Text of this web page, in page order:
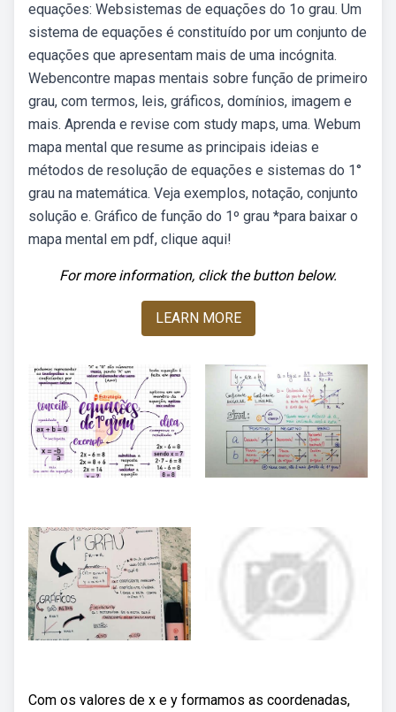
equações: Websistemas de equações do 1o grau. Um
sistema de equações é constituído por um conjunto de
equações que apresentam mais de uma incógnita.
Webencontre mapas mentais sobre função de primeiro
grau, com termos, leis, gráficos, domínios, imagem e
mais. Aprenda e revise com study maps, uma. Webum
mapa mental que resume as principais ideias e
métodos de resolução de equações e sistemas do 1°
grau na matemática. Veja exemplos, notação, conjunto
solução e. Gráfico de função do 1º grau *para baixar o
mapa mental em pdf, clique aqui!
For more information, click the button below.
LEARN MORE
Com os valores de x e y formamos as coordenadas,